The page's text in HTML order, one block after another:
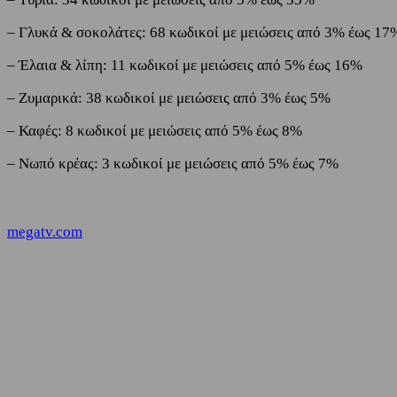
– Γλυκά & σοκολάτες: 68 κωδικοί με μειώσεις από 3% έως
– Έλαια & λίπη: 11 κωδικοί με μειώσεις από 5% έως 16%
– Ζυμαρικά: 38 κωδικοί με μειώσεις από 3% έως 5%
– Καφές: 8 κωδικοί με μειώσεις από 5% έως 8%
– Νωπό κρέας: 3 κωδικοί με μειώσεις από 5% έως 7%
megatv.com